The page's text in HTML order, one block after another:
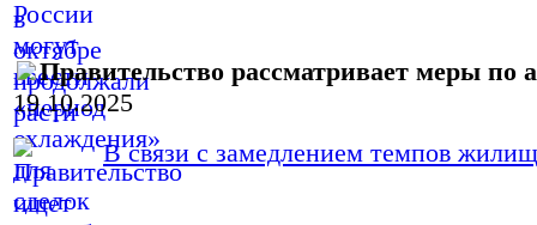
Правительство рассматривает меры
19.10.2025
В связи с замедлением темпов